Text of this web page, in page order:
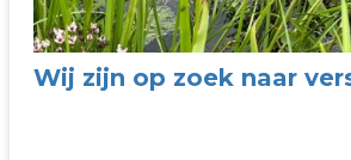
Wij zijn op zoek naar